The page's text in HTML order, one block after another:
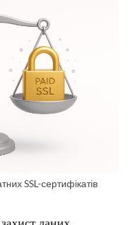
SSL-сертифікатів